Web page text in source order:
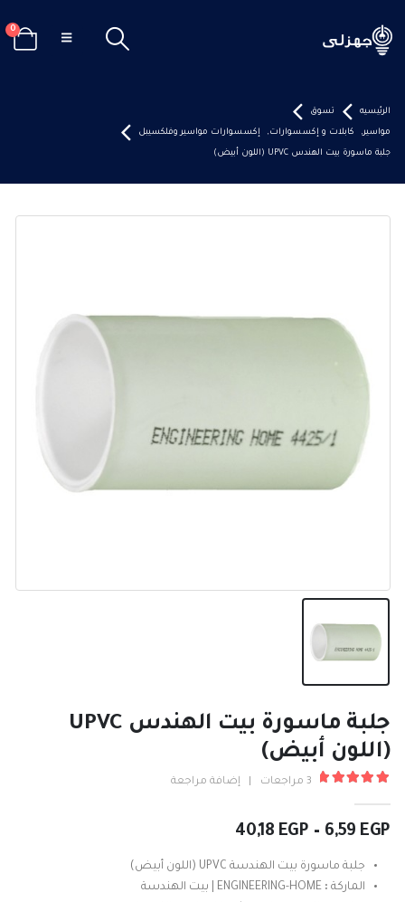
0
الرئيسيه تسوق
مواسير, كابلات و إكسسوارات, إكسسوارات مواسير وفلكسيبل
جلبة ماسورة بيت الهندس UPVC (اللون أبيض)
جلبة ماسورة بيت الهندس UPVC
(اللون أبيض)
3 مراجعات إضافة مراجعة
6,59 EGP
–
40,18 EGP
نطاق
من
⁦6,59 EGP⁩
جلبة ماسورة بيت الهندسة UPVC (اللون أبيض)
الماركة :